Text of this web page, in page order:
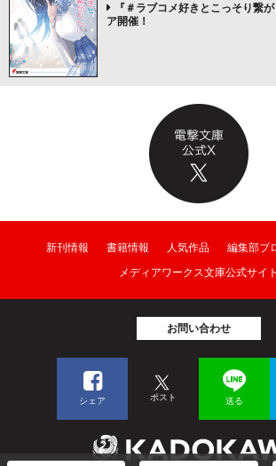
『＃ラブコメ好きとこっそり繋
ア開催！
新刊情報 書籍情報 人気作品 編集部ブ
メディアワークス文庫公式サイト
お問い合わせ
シェア ポスト 送る